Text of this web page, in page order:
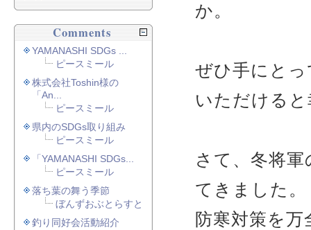
か。
ぜひ手にと
いただける
さて、冬将
てきました。
防寒対策を
Comments
YAMANASHI SDGs ...
ピースミール
株式会社Toshin様の
「An...
ピースミール
県内のSDGs取り組み
ピースミール
「YAMANASHI SDGs...
ピースミール
落ち葉の舞う季節
ぼんずおぶとらすと
釣り同好会活動紹介